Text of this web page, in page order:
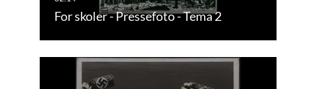
For skoler - Pressefoto - Tema 2